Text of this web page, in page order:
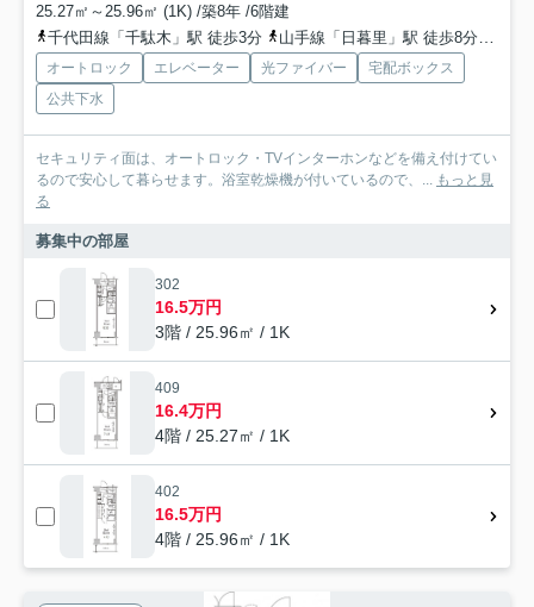
25.27㎡～25.96㎡ (1K) /築8年 /6階建
千代田線「千駄木」駅 徒歩3分
山手線「日暮里」駅 徒歩8分
オートロック エレベーター 光ファイバー
宅配ボックス
公共下水
セキュリティ面は、オートロック・TVインターホンなどを備え付けてい
るので安心して暮らせます。浴室乾燥機が付いているので、... もっと見
る
募集中の部屋
302
16.5万円
3階 / 25.96㎡ / 1K
409
16.4万円
4階 / 25.27㎡ / 1K
402
16.5万円
4階 / 25.96㎡ / 1K